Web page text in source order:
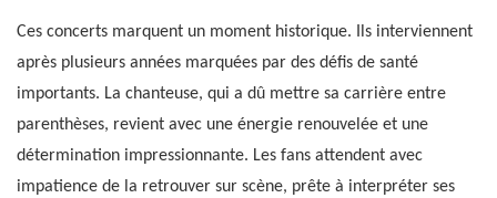
Ces concerts marquent un moment historique. Ils interviennent
après plusieurs années marquées par des défis de santé
importants. La chanteuse, qui a dû mettre sa carrière entre
parenthèses, revient avec une énergie renouvelée et une
détermination impressionnante. Les fans attendent avec
impatience de la retrouver sur scène, prête à interpréter ses